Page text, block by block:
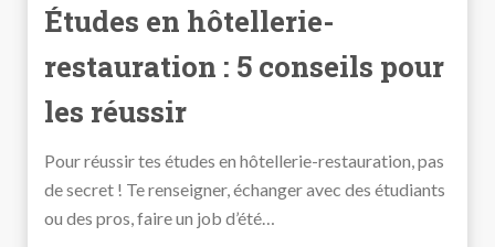
Études en hôtellerie-
restauration : 5 conseils pour
les réussir
Pour réussir tes études en hôtellerie-restauration, pas
de secret ! Te renseigner, échanger avec des étudiants
ou des pros, faire un job d’été…